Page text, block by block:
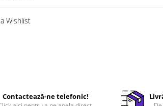
Wishlist
Contactează-ne telefonic!